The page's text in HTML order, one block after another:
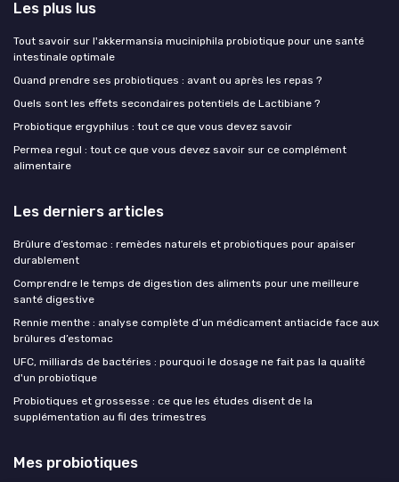
Les plus lus
Tout savoir sur l'akkermansia muciniphila probiotique pour une santé
intestinale optimale
Quand prendre ses probiotiques : avant ou après les repas ?
Quels sont les effets secondaires potentiels de Lactibiane ?
Probiotique ergyphilus : tout ce que vous devez savoir
Permea regul : tout ce que vous devez savoir sur ce complément
alimentaire
Les derniers articles
Brûlure d’estomac : remèdes naturels et probiotiques pour apaiser
durablement
Comprendre le temps de digestion des aliments pour une meilleure
santé digestive
Rennie menthe : analyse complète d’un médicament antiacide face aux
brûlures d’estomac
UFC, milliards de bactéries : pourquoi le dosage ne fait pas la qualité
d'un probiotique
Probiotiques et grossesse : ce que les études disent de la
supplémentation au fil des trimestres
Mes probiotiques